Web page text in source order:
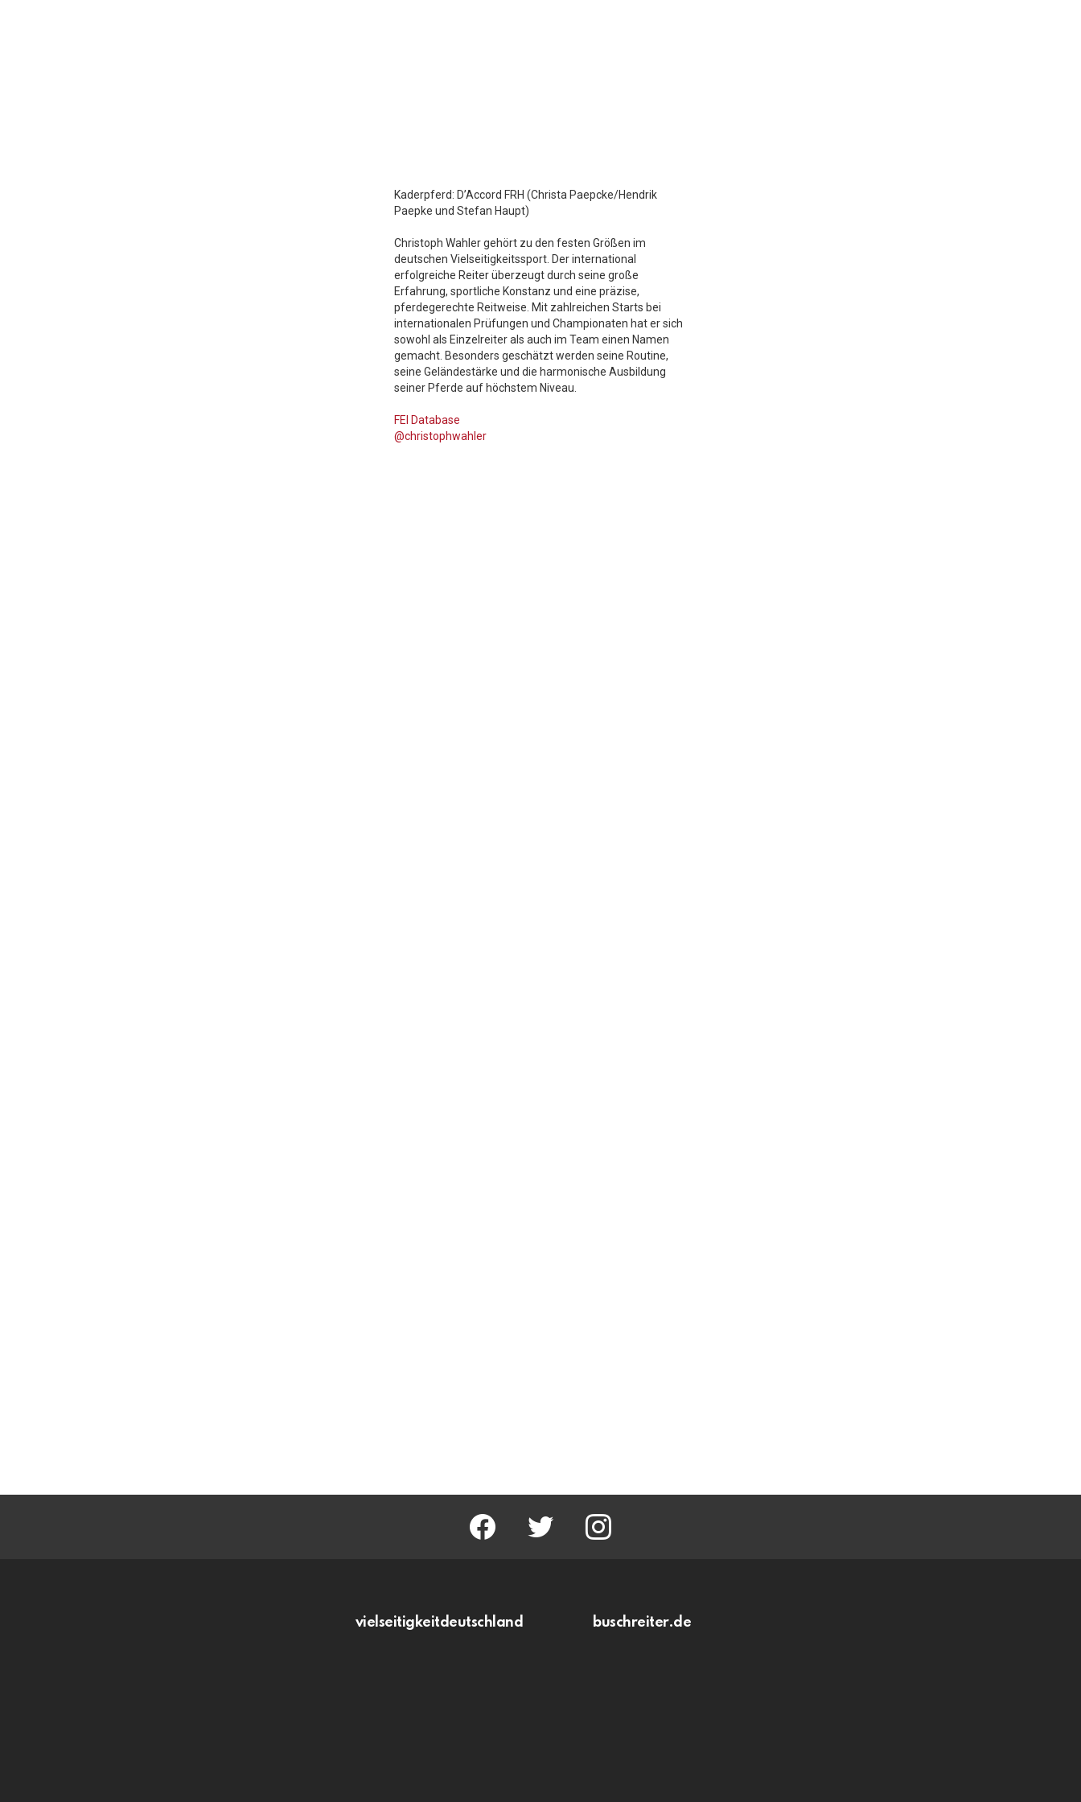
Kaderpferd: D’Accord FRH (Christa Paepcke/Hendrik
Paepke und Stefan Haupt)
Christoph Wahler gehört zu den festen Größen im
deutschen Vielseitigkeitssport. Der international
erfolgreiche Reiter überzeugt durch seine große
Erfahrung, sportliche Konstanz und eine präzise,
pferdegerechte Reitweise. Mit zahlreichen Starts bei
internationalen Prüfungen und Championaten hat er sich
sowohl als Einzelreiter als auch im Team einen Namen
gemacht. Besonders geschätzt werden seine Routine,
seine Geländestärke und die harmonische Ausbildung
seiner Pferde auf höchstem Niveau.
FEI Database
@christophwahler
facebook twitter instagram
vielseitigkeitdeutschland buschreiter.de